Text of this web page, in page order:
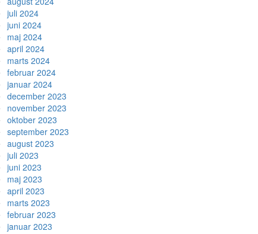
juli 2024
juni 2024
maj 2024
april 2024
marts 2024
februar 2024
januar 2024
december 2023
november 2023
oktober 2023
september 2023
august 2023
juli 2023
juni 2023
maj 2023
april 2023
marts 2023
februar 2023
januar 2023